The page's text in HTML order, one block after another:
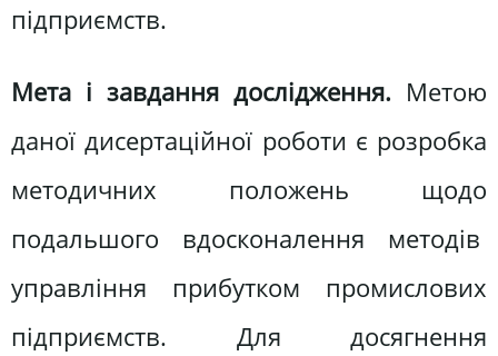
підприємств.
Мета і завдання дослідження. Метою
даної дисертаційної роботи є розробка
методичних положень щодо
подальшого вдосконалення методів
управління прибутком промислових
підприємств. Для досягнення